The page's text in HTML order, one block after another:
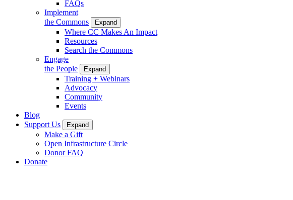
FAQs
Implement
the Commons
Expand
Where CC Makes An Impact
Resources
Search the Commons
Engage
the People
Expand
Training + Webinars
Advocacy
Community
Events
Blog
Support Us
Expand
Make a Gift
Open Infrastructure Circle
Donor FAQ
Donate